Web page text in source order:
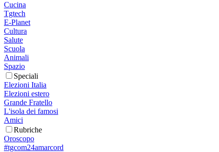
Cucina
Tgtech
E-Planet
Cultura
Salute
Scuola
Animali
Spazio
Speciali
Elezioni Italia
Elezioni estero
Grande Fratello
L'isola dei famosi
Amici
Rubriche
Oroscopo
#tgcom24amarcord